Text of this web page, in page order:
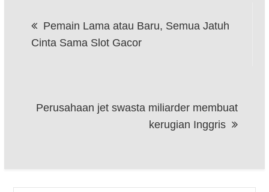
navigation
Pemain Lama atau Baru, Semua Jatuh
Cinta Sama Slot Gacor
Perusahaan jet swasta miliarder membuat
kerugian Inggris